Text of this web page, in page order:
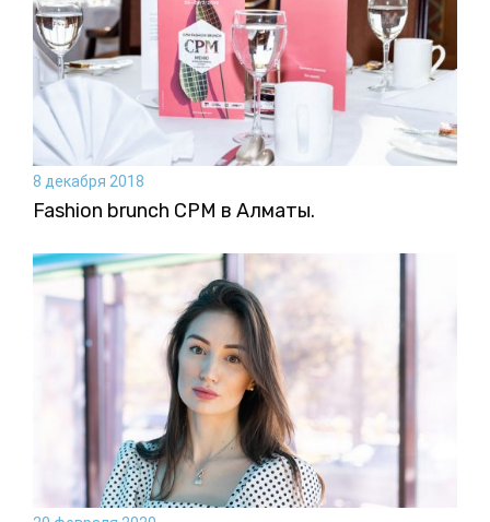
8 декабря 2018
Fashion brunch CPM в Алматы.